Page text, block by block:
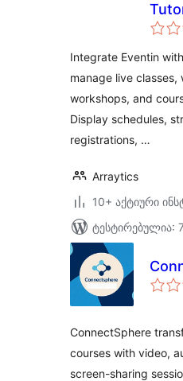
Integrate Eventin
manage live classes,
workshops, and
Display schedules,
registrations, …
Arraytics
10+ აქტიური
ტესტირებულია:
ConnectSphere
courses with video,
screen-sharing